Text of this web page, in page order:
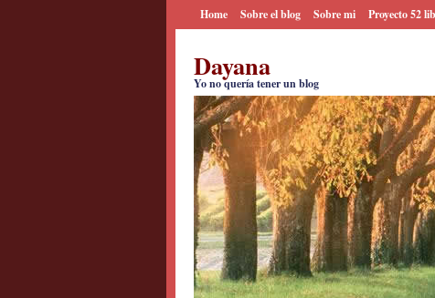
Home Sobre el blog Sobre mi Proyecto 52
Dayana
Yo no quería tener un blog